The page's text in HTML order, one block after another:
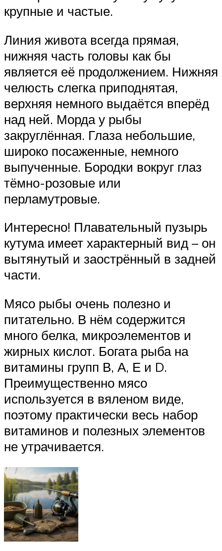
крупные и частые.
Линия живота всегда прямая,
нижняя часть головы как бы
является её продолжением. Нижняя
челюсть слегка приподнятая,
верхняя немного выдаётся вперёд
над ней. Морда у рыбы
закруглённая. Глаза небольшие,
широко посаженные, немного
выпученные. Бородки вокруг глаз
тёмно-розовые или
перламутровые.
Интересно! Плавательный пузырь
кутума имеет характерный вид – он
вытянутый и заострённый в задней
части.
Мясо рыбы очень полезно и
питательно. В нём содержится
много белка, микроэлементов и
жирных кислот. Богата рыба на
витамины групп В, А, Е и D.
Преимущественно мясо
используется в вяленом виде,
поэтому практически весь набор
витаминов и полезных элементов
не утрачивается.